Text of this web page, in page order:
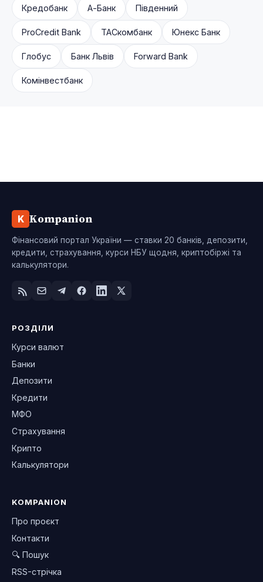
Кредобанк А-Банк Південний
ProCredit Bank ТАСкомбанк Юнекс Банк
Глобус Банк Львів Forward Bank
Комінвестбанк
K Kompanion
Фінансовий портал України — ставки 20 банків, депозити,
кредити, страхування, курси НБУ щодня, криптобіржі та
калькулятори.
РОЗДІЛИ
Курси валют
Банки
Депозити
Кредити
МФО
Страхування
Крипто
Калькулятори
KOMPANION
Про проєкт
Контакти
🔍 Пошук
RSS-стрічка